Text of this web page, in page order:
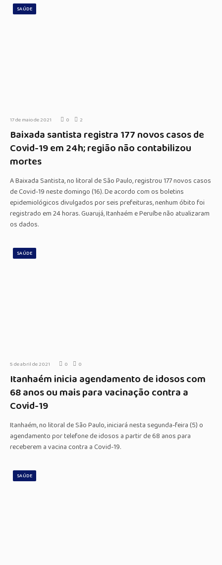
SAÚDE
17 de maio de 2021 0 2
Baixada santista registra 177 novos casos de
Covid-19 em 24h; região não contabilizou
mortes
A Baixada Santista, no litoral de São Paulo, registrou 177 novos casos
de Covid-19 neste domingo (16). De acordo com os boletins
epidemiológicos divulgados por seis prefeituras, nenhum óbito foi
registrado em 24 horas. Guarujá, Itanhaém e Peruíbe não atualizaram
os dados.
SAÚDE
5 de abril de 2021 0 0
Itanhaém inicia agendamento de idosos com
68 anos ou mais para vacinação contra a
Covid-19
Itanhaém, no litoral de São Paulo, iniciará nesta segunda-feira (5) o
agendamento por telefone de idosos a partir de 68 anos para
receberem a vacina contra a Covid-19.
SAÚDE